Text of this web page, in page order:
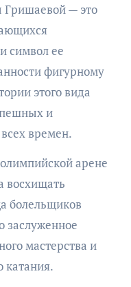
— это
символ ее
фигурному
этого вида
и
времен.
арене
восхищать
болельщиков
заслуженное
мастерства и
катания.